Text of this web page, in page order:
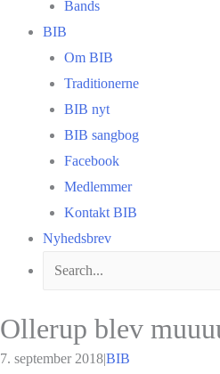
Bands
BIB
Om BIB
Traditionerne
BIB nyt
BIB sangbog
Facebook
Medlemmer
Kontakt BIB
Nyhedsbrev
Ollerup blev
7. september 2018|BIB